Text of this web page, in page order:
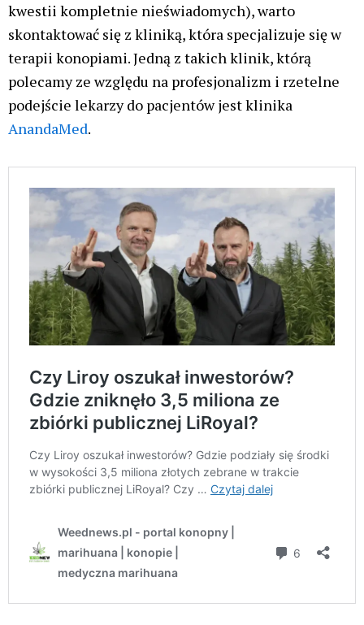
kwestii kompletnie nieświadomych), warto
skontaktować się z kliniką, która specjalizuje się w
terapii konopiami. Jedną z takich klinik, którą
polecamy ze względu na profesjonalizm i rzetelne
podejście lekarzy do pacjentów jest klinika
AnandaMed.